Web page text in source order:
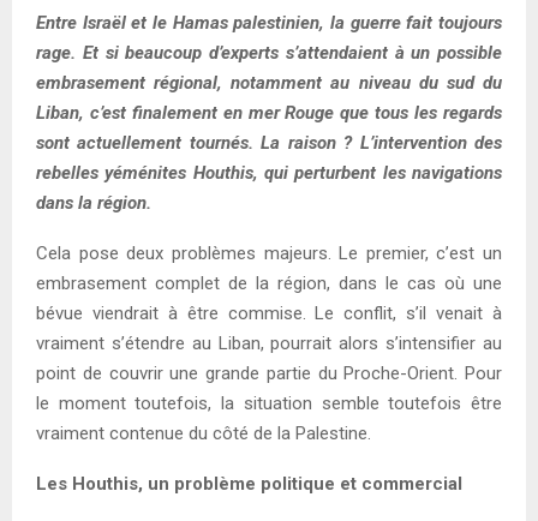
Entre Israël et le Hamas palestinien, la guerre fait toujours
rage. Et si beaucoup d’experts s’attendaient à un possible
embrasement régional, notamment au niveau du sud du
Liban, c’est finalement en mer Rouge que tous les regards
sont actuellement tournés. La raison ? L’intervention des
rebelles yéménites Houthis, qui perturbent les navigations
dans la région.
Cela pose deux problèmes majeurs. Le premier, c’est un
embrasement complet de la région, dans le cas où une
bévue viendrait à être commise. Le conflit, s’il venait à
vraiment s’étendre au Liban, pourrait alors s’intensifier au
point de couvrir une grande partie du Proche-Orient. Pour
le moment toutefois, la situation semble toutefois être
vraiment contenue du côté de la Palestine.
Les Houthis, un problème politique et commercial